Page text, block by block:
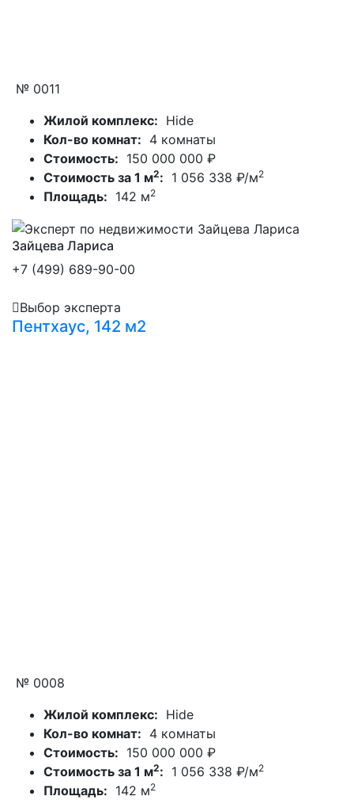
№ 0011
Жилой комплекс: Hide
Кол-во комнат: 4 комнаты
Стоимость: 150 000 000 ₽
Стоимость за 1 м2: 1 056 338 ₽/м2
Площадь: 142 м2
Зайцева Лариса
+7 (499) 689-90-00
Выбор эксперта
Пентхаус, 142 м2
№ 0008
Жилой комплекс: Hide
Кол-во комнат: 4 комнаты
Стоимость: 150 000 000 ₽
Стоимость за 1 м2: 1 056 338 ₽/м2
Площадь: 142 м2